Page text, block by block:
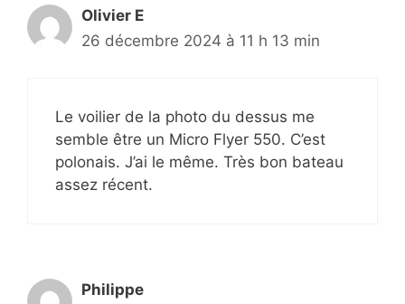
Olivier E
26 décembre 2024 à 11 h 13 min
Le voilier de la photo du dessus me
semble être un Micro Flyer 550. C’est
polonais. J’ai le même. Très bon bateau
assez récent.
Philippe